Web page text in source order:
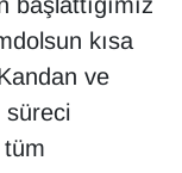
kısa
ve
süreci
tüm